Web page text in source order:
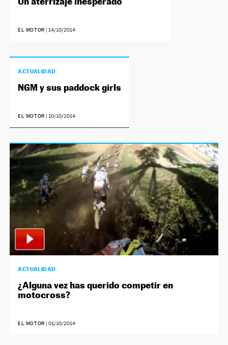
EL MOTOR | 14/10/2014
ACTUALIDAD
NGM y sus paddock girls
EL MOTOR | 10/10/2014
ACTUALIDAD
¿Alguna vez has querido competir en
motocross?
EL MOTOR 01/10/2014